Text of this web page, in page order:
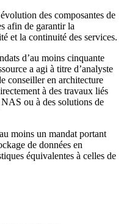
des composantes de
afin de garantir la
et la continuité des services.
d’au moins cinquante
a agi à titre d’analyste
conseiller en architecture
à des travaux liés
ou à des solutions de
moins un mandat portant
de données en
équivalentes à celles de